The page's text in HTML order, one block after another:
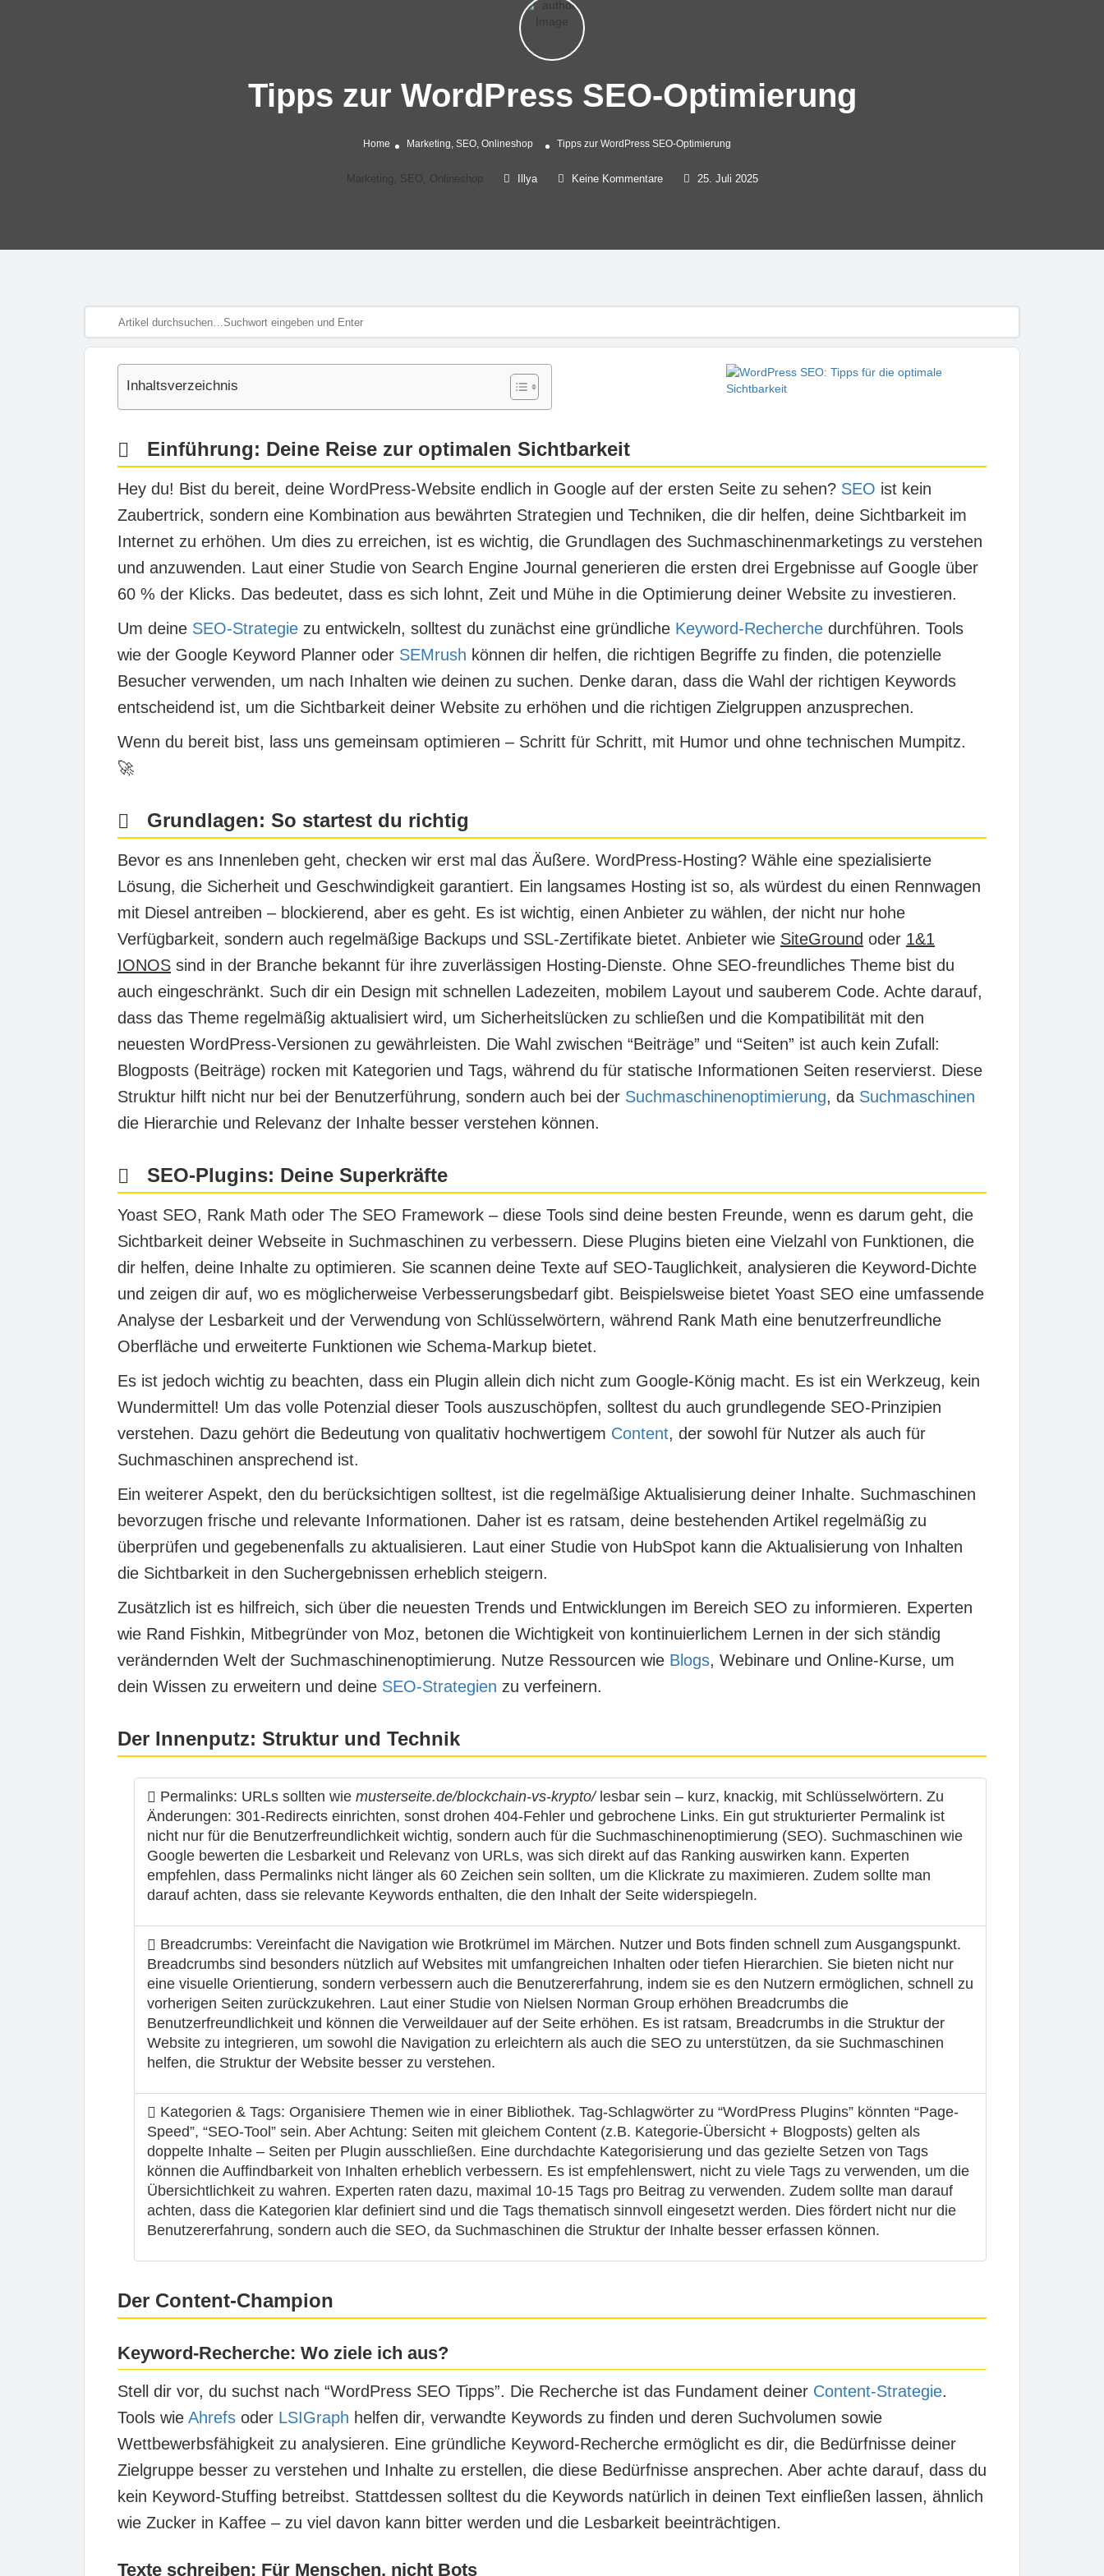
Tipps zur WordPress SEO-Optimierung
Home Marketing, SEO, Onlineshop Tipps zur WordPress SEO-Optimierung
Marketing, SEO, Onlineshop Illya Keine Kommentare 25. Juli 2025
Inhaltsverzeichnis
Einführung: Deine Reise zur optimalen Sichtbarkeit
Hey du! Bist du bereit, deine WordPress-Website endlich in Google auf der ersten Seite zu sehen? SEO ist kein
Zaubertrick, sondern eine Kombination aus bewährten Strategien und Techniken, die dir helfen, deine Sichtbarkeit im
Internet zu erhöhen. Um dies zu erreichen, ist es wichtig, die Grundlagen des Suchmaschinenmarketings zu verstehen
und anzuwenden. Laut einer Studie von Search Engine Journal generieren die ersten drei Ergebnisse auf Google über
60 % der Klicks. Das bedeutet, dass es sich lohnt, Zeit und Mühe in die Optimierung deiner Website zu investieren.
Um deine SEO-Strategie zu entwickeln, solltest du zunächst eine gründliche Keyword-Recherche durchführen. Tools
wie der Google Keyword Planner oder SEMrush können dir helfen, die richtigen Begriffe zu finden, die potenzielle
Besucher verwenden, um nach Inhalten wie deinen zu suchen. Denke daran, dass die Wahl der richtigen Keywords
entscheidend ist, um die Sichtbarkeit deiner Website zu erhöhen und die richtigen Zielgruppen anzusprechen.
Wenn du bereit bist, lass uns gemeinsam optimieren – Schritt für Schritt, mit Humor und ohne technischen Mumpitz.
🚀
Grundlagen: So startest du richtig
Bevor es ans Innenleben geht, checken wir erst mal das Äußere. WordPress-Hosting? Wähle eine spezialisierte
Lösung, die Sicherheit und Geschwindigkeit garantiert. Ein langsames Hosting ist so, als würdest du einen Rennwagen
mit Diesel antreiben – blockierend, aber es geht. Es ist wichtig, einen Anbieter zu wählen, der nicht nur hohe
Verfügbarkeit, sondern auch regelmäßige Backups und SSL-Zertifikate bietet. Anbieter wie SiteGround oder 1&1
IONOS sind in der Branche bekannt für ihre zuverlässigen Hosting-Dienste. Ohne SEO-freundliches Theme bist du
auch eingeschränkt. Such dir ein Design mit schnellen Ladezeiten, mobilem Layout und sauberem Code. Achte darauf,
dass das Theme regelmäßig aktualisiert wird, um Sicherheitslücken zu schließen und die Kompatibilität mit den
neuesten WordPress-Versionen zu gewährleisten. Die Wahl zwischen “Beiträge” und “Seiten” ist auch kein Zufall:
Blogposts (Beiträge) rocken mit Kategorien und Tags, während du für statische Informationen Seiten reservierst. Diese
Struktur hilft nicht nur bei der Benutzerführung, sondern auch bei der Suchmaschinenoptimierung, da Suchmaschinen
die Hierarchie und Relevanz der Inhalte besser verstehen können.
SEO-Plugins: Deine Superkräfte
Yoast SEO, Rank Math oder The SEO Framework – diese Tools sind deine besten Freunde, wenn es darum geht, die
Sichtbarkeit deiner Webseite in Suchmaschinen zu verbessern. Diese Plugins bieten eine Vielzahl von Funktionen, die
dir helfen, deine Inhalte zu optimieren. Sie scannen deine Texte auf SEO-Tauglichkeit, analysieren die Keyword-Dichte
und zeigen dir auf, wo es möglicherweise Verbesserungsbedarf gibt. Beispielsweise bietet Yoast SEO eine umfassende
Analyse der Lesbarkeit und der Verwendung von Schlüsselwörtern, während Rank Math eine benutzerfreundliche
Oberfläche und erweiterte Funktionen wie Schema-Markup bietet.
Es ist jedoch wichtig zu beachten, dass ein Plugin allein dich nicht zum Google-König macht. Es ist ein Werkzeug, kein
Wundermittel! Um das volle Potenzial dieser Tools auszuschöpfen, solltest du auch grundlegende SEO-Prinzipien
verstehen. Dazu gehört die Bedeutung von qualitativ hochwertigem Content, der sowohl für Nutzer als auch für
Suchmaschinen ansprechend ist.
Ein weiterer Aspekt, den du berücksichtigen solltest, ist die regelmäßige Aktualisierung deiner Inhalte. Suchmaschinen
bevorzugen frische und relevante Informationen. Daher ist es ratsam, deine bestehenden Artikel regelmäßig zu
überprüfen und gegebenenfalls zu aktualisieren. Laut einer Studie von HubSpot kann die Aktualisierung von Inhalten
die Sichtbarkeit in den Suchergebnissen erheblich steigern.
Zusätzlich ist es hilfreich, sich über die neuesten Trends und Entwicklungen im Bereich SEO zu informieren. Experten
wie Rand Fishkin, Mitbegründer von Moz, betonen die Wichtigkeit von kontinuierlichem Lernen in der sich ständig
verändernden Welt der Suchmaschinenoptimierung. Nutze Ressourcen wie Blogs, Webinare und Online-Kurse, um
dein Wissen zu erweitern und deine SEO-Strategien zu verfeinern.
Der Innenputz: Struktur und Technik
Permalinks: URLs sollten wie musterseite.de/blockchain-vs-krypto/lesbar sein – kurz, knackig, mit Schlüsselwörtern. Zu
Änderungen: 301-Redirects einrichten, sonst drohen 404-Fehler und gebrochene Links. Ein gut strukturierter Permalink ist
nicht nur für die Benutzerfreundlichkeit wichtig, sondern auch für die Suchmaschinenoptimierung (SEO). Suchmaschinen wie
Google bewerten die Lesbarkeit und Relevanz von URLs, was sich direkt auf das Ranking auswirken kann. Experten
empfehlen, dass Permalinks nicht länger als 60 Zeichen sein sollten, um die Klickrate zu maximieren. Zudem sollte man
darauf achten, dass sie relevante Keywords enthalten, die den Inhalt der Seite widerspiegeln.
Breadcrumbs: Vereinfacht die Navigation wie Brotkrümel im Märchen. Nutzer und Bots finden schnell zum Ausgangspunkt.
Breadcrumbs sind besonders nützlich auf Websites mit umfangreichen Inhalten oder tiefen Hierarchien. Sie bieten nicht nur
eine visuelle Orientierung, sondern verbessern auch die Benutzererfahrung, indem sie es den Nutzern ermöglichen, schnell zu
vorherigen Seiten zurückzukehren. Laut einer Studie von Nielsen Norman Group erhöhen Breadcrumbs die
Benutzerfreundlichkeit und können die Verweildauer auf der Seite erhöhen. Es ist ratsam, Breadcrumbs in die Struktur der
Website zu integrieren, um sowohl die Navigation zu erleichtern als auch die SEO zu unterstützen, da sie Suchmaschinen
helfen, die Struktur der Website besser zu verstehen.
Kategorien & Tags: Organisiere Themen wie in einer Bibliothek. Tag-Schlagwörter zu “WordPress Plugins” könnten “Page-
Speed”, “SEO-Tool” sein. Aber Achtung: Seiten mit gleichem Content (z.B. Kategorie-Übersicht + Blogposts) gelten als
doppelte Inhalte – Seiten per Plugin ausschließen. Eine durchdachte Kategorisierung und das gezielte Setzen von Tags
können die Auffindbarkeit von Inhalten erheblich verbessern. Es ist empfehlenswert, nicht zu viele Tags zu verwenden, um die
Übersichtlichkeit zu wahren. Experten raten dazu, maximal 10-15 Tags pro Beitrag zu verwenden. Zudem sollte man darauf
achten, dass die Kategorien klar definiert sind und die Tags thematisch sinnvoll eingesetzt werden. Dies fördert nicht nur die
Benutzererfahrung, sondern auch die SEO, da Suchmaschinen die Struktur der Inhalte besser erfassen können.
Der Content-Champion
Keyword-Recherche: Wo ziele ich aus?
Stell dir vor, du suchst nach “WordPress SEO Tipps”. Die Recherche ist das Fundament deiner Content-Strategie.
Tools wie Ahrefs oder LSIGraph helfen dir, verwandte Keywords zu finden und deren Suchvolumen sowie
Wettbewerbsfähigkeit zu analysieren. Eine gründliche Keyword-Recherche ermöglicht es dir, die Bedürfnisse deiner
Zielgruppe besser zu verstehen und Inhalte zu erstellen, die diese Bedürfnisse ansprechen. Aber achte darauf, dass du
kein Keyword-Stuffing betreibst. Stattdessen solltest du die Keywords natürlich in deinen Text einfließen lassen, ähnlich
wie Zucker in Kaffee – zu viel davon kann bitter werden und die Lesbarkeit beeinträchtigen.
Texte schreiben: Für Menschen, nicht Bots